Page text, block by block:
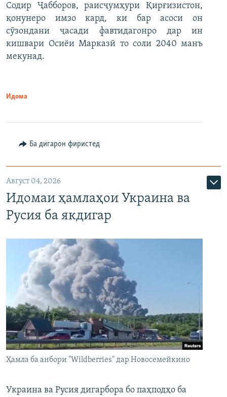
Содир Ҷабборов, раисҷумҳури Қирғизистон,
қонунеро имзо кард, ки бар асоси он
сӯзондани ҷасади фавтидагонро дар ин
кишвари Осиёи Марказӣ то соли 2040 манъ
мекунад.
Идома
Ба дигарон фиристед
Август 04, 2026
Идомаи ҳамлаҳои Украина ва
Русия ба якдигар
Ҳамла ба анбори "Wildberries" дар Новосемейкино
Украина ва Русия дигарбора бо паҳподҳо ба